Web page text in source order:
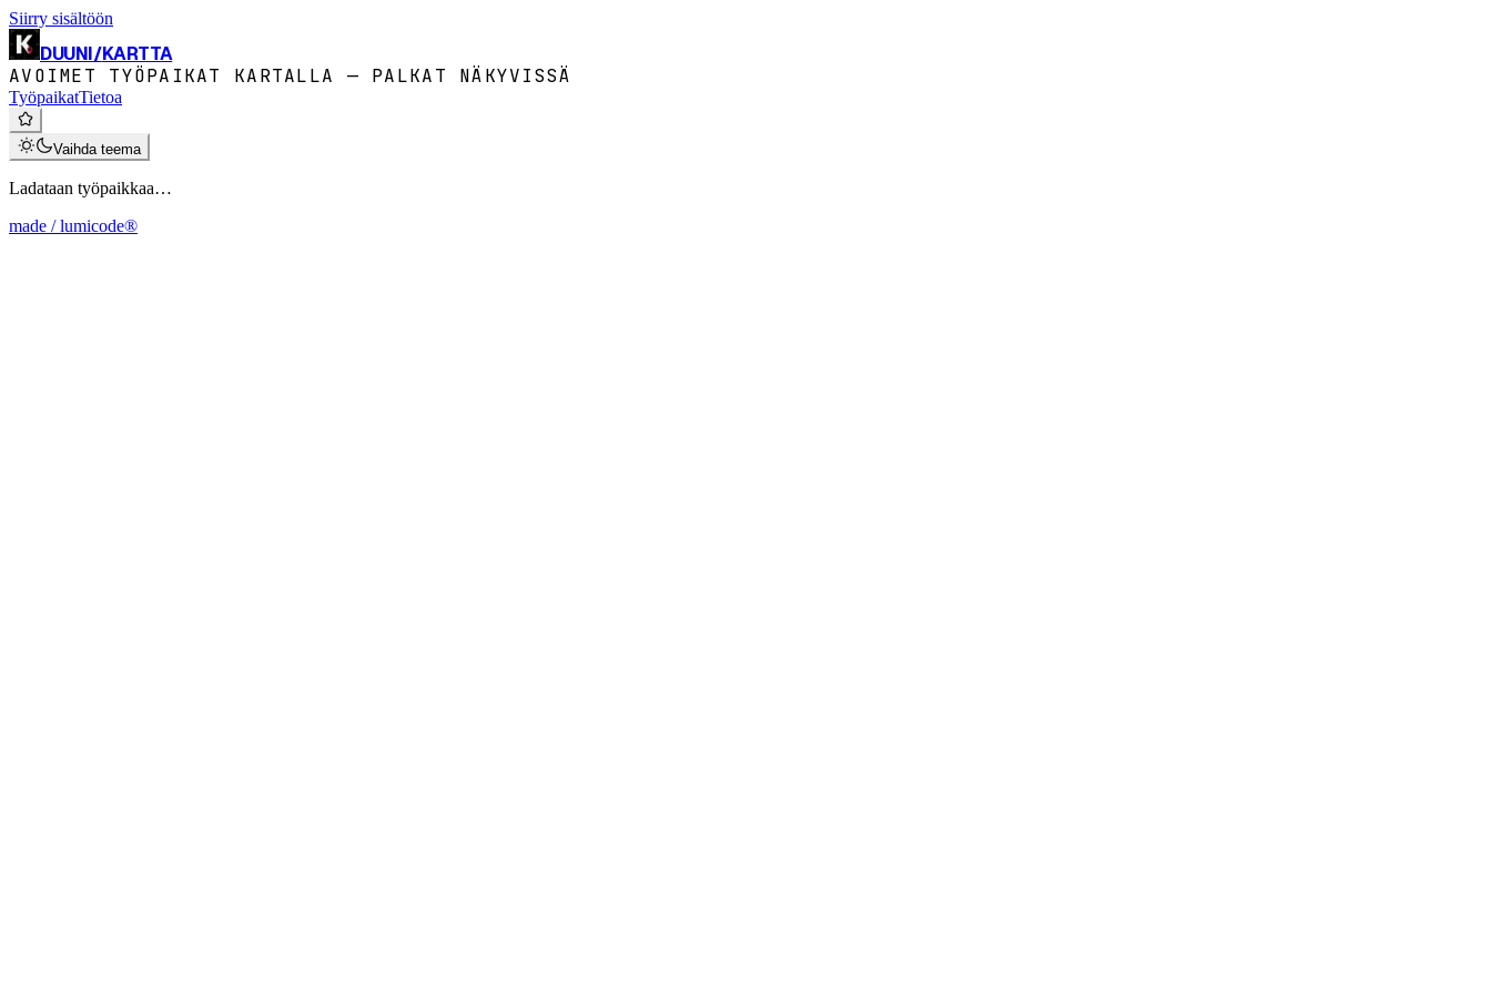
Siirry sisältöön
DUUNI/KARTTA
AVOIMET TYÖPAIKAT KARTALLA — PALKAT NÄKYVISSÄ
TyöpaikatTietoa
Vaihda teema
Ladataan työpaikkaa…
made / lumicode®